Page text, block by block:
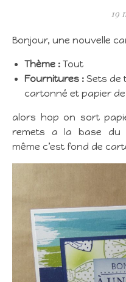
19
Bonjour, une nouvelle
Thème : Tout
Fournitures : Sets de
cartonné et papier
alors hop on sort
remets a la base du
même c’est fond de